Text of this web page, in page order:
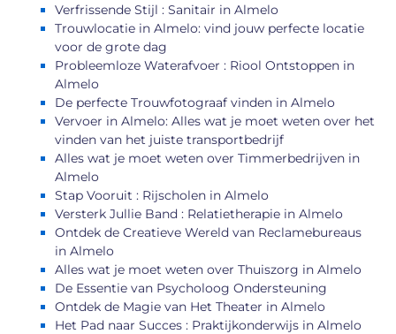
Verfrissende Stijl : Sanitair in Almelo
Trouwlocatie in Almelo: vind jouw perfecte locatie
voor de grote dag
Probleemloze Waterafvoer : Riool Ontstoppen in
Almelo
De perfecte Trouwfotograaf vinden in Almelo
Vervoer in Almelo: Alles wat je moet weten over het
vinden van het juiste transportbedrijf
Alles wat je moet weten over Timmerbedrijven in
Almelo
Stap Vooruit : Rijscholen in Almelo
Versterk Jullie Band : Relatietherapie in Almelo
Ontdek de Creatieve Wereld van Reclamebureaus
in Almelo
Alles wat je moet weten over Thuiszorg in Almelo
De Essentie van Psycholoog Ondersteuning
Ontdek de Magie van Het Theater in Almelo
Het Pad naar Succes : Praktijkonderwijs in Almelo